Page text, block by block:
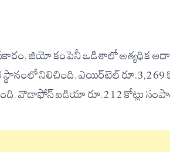
జియో కంపెనీ ఒడిశాలో అత్యధిక
నిలిచింది. ఎయిర్‌టెల్ రూ.3,269
వొడాఫోన్ ఐడియా రూ.212 కోట్లు